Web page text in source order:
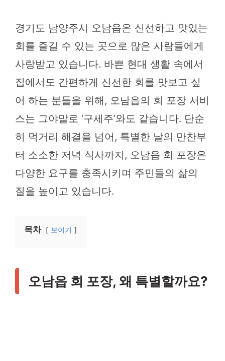
경기도 남양주시 오남읍은 신선하고 맛있는
회를 즐길 수 있는 곳으로 많은 사람들에게
사랑받고 있습니다. 바쁜 현대 생활 속에서
집에서도 간편하게 신선한 회를 맛보고 싶
어 하는 분들을 위해, 오남읍의 회 포장 서비
스는 그야말로 ‘구세주’와도 같습니다. 단순
히 먹거리 해결을 넘어, 특별한 날의 만찬부
터 소소한 저녁 식사까지, 오남읍 회 포장은
다양한 요구를 충족시키며 주민들의 삶의
질을 높이고 있습니다.
목차 보이기
오남읍 회 포장, 왜 특별할까요?